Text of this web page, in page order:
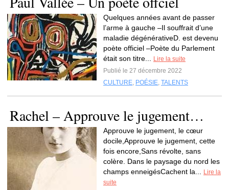
Quelques années avant de passer
l’arme à gauche –Il souffrait d’une
maladie dégénérativeD. est devenu
poète officiel –Poète du Parlement
était son titre...
Lire la suite
Publié le 27 décembre 2022
CULTURE, POÉSIE, TALENTS
Rachel – Approuve le jugement…
Approuve le jugement, le cœur
docile,Approuve le jugement, cette
fois encore,Sans révolte, sans
colère. Dans le paysage du nord les
champs enneigésCachent la...
Lire la
suite